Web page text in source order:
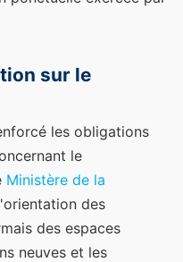
sur le
les obligations
le
Ministère de la
des
des espaces
neuves et les